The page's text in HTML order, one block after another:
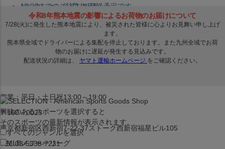
セレクション公式LINE@
営業：平日・土日祝13:00～19:00
〒160－0023
東京都新宿区西新宿7-22-37ストーク西新宿福星ビル105
TEL:03-5338-7231
12:00までのご注文は発送予定です。
在庫品は 1-3営業日内で発送!! ※お取寄せ商品は対象外
興味のあるスポーツを選択すると
そのスポーツの最新情報が表示されます。
すべてのジャンルを選択
MLBメジャーリーグ